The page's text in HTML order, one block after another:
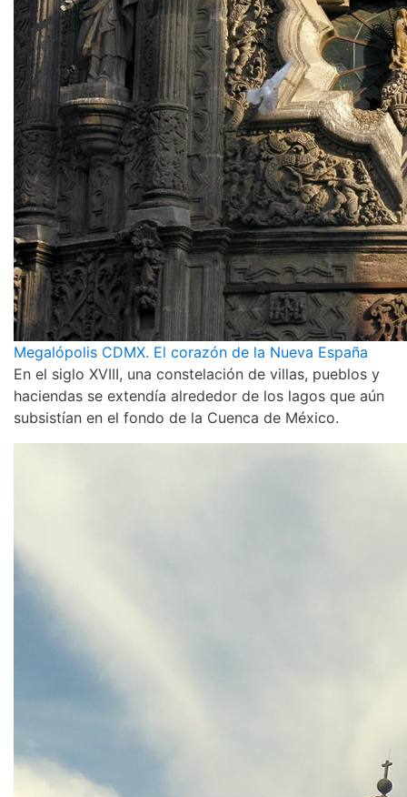
Megalópolis CDMX. El corazón de la Nueva España
En el siglo XVIII, una constelación de villas, pueblos y
haciendas se extendía alrededor de los lagos que aún
subsistían en el fondo de la Cuenca de México.